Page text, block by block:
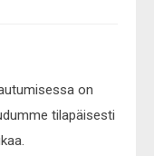
on
tilapäisesti